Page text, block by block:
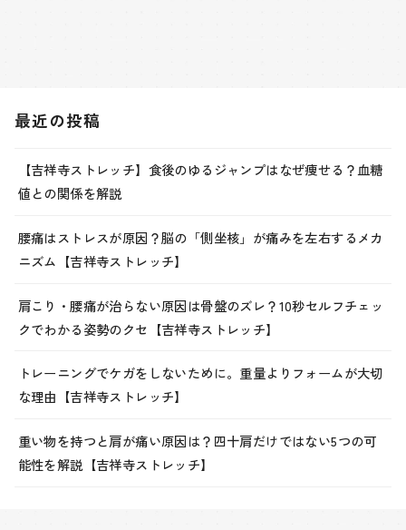
最近の投稿
【吉祥寺ストレッチ】食後のゆるジャンプはなぜ痩せる？血糖
値との関係を解説
腰痛はストレスが原因？脳の「側坐核」が痛みを左右するメカ
ニズム【吉祥寺ストレッチ】
肩こり・腰痛が治らない原因は骨盤のズレ？10秒セルフチェッ
クでわかる姿勢のクセ【吉祥寺ストレッチ】
トレーニングでケガをしないために。重量よりフォームが大切
な理由【吉祥寺ストレッチ】
重い物を持つと肩が痛い原因は？四十肩だけではない5つの可
能性を解説【吉祥寺ストレッチ】